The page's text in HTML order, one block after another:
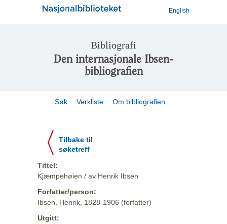
English
Bibliografi
Den internasjonale Ibsen-
bibliografien
Søk Verkliste Om bibliografien
Tilbake til
søketreff
Tittel:
Kjæmpehøien / av Henrik Ibsen
Forfatter/person:
Ibsen, Henrik, 1828-1906 (forfatter)
Utgitt: